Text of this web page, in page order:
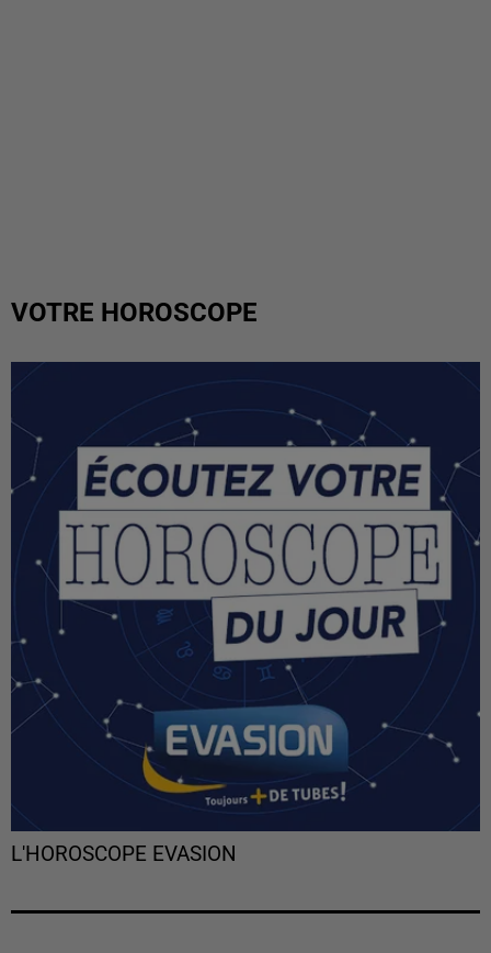
VOTRE HOROSCOPE
L'HOROSCOPE EVASION